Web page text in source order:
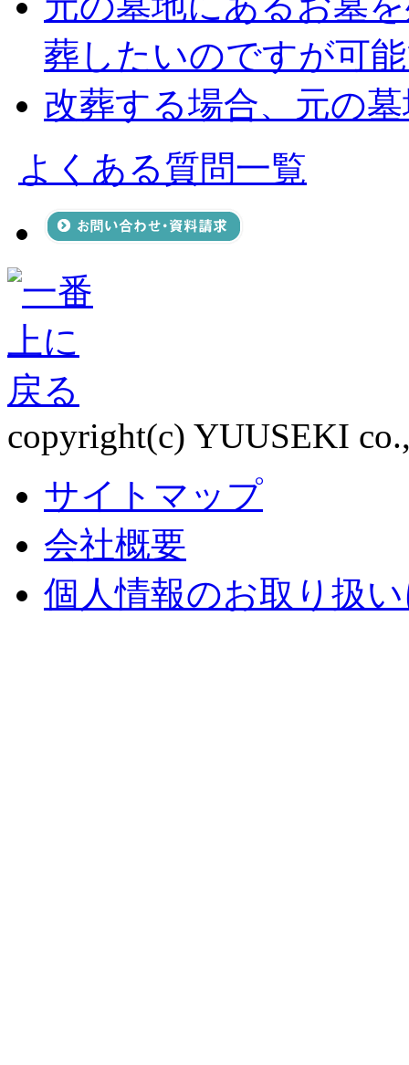
葬したいのですが可
改葬する場合、元の
よくある質問一覧
copyright(c) YUUSEKI
サイトマップ
会社概要
個人情報のお取り扱